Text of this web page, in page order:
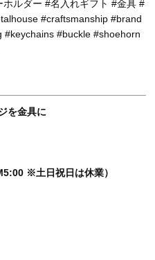
ルダー #名入れギフト #金具 #
#craftsmanship #brand
#buckle #shoehorn
を金具に
※土日祝日は休業）